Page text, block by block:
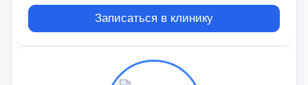
Записаться в клинику